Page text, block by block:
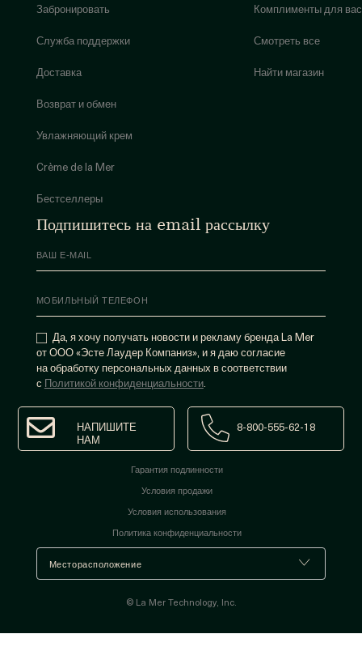
Забронировать
Служба поддержки
Доставка
Возврат и обмен
Увлажняющий крем
Crème de la Mer
Бестселлеры
Комплименты для вас
Смотреть все
Найти магазин
Подпишитесь на email рассылку
Да, я хочу получать новости и рекламу бренда La Mer
от ООО «Эсте Лаудер Компаниз», и я даю согласие
на обработку персональных данных в соответствии
с Политикой конфиденциальности.
НАПИШИТЕ
НАМ
8-800-555-62-18
Гарантия подлинности
Условия продажи
Условия использования
Политика конфиденциальности
© La Mer Technology, Inc.